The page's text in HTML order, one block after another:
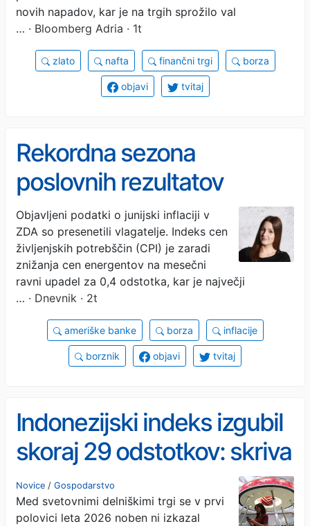
novih napadov, kar je na trgih sprožilo val
… · Bloomberg Adria · 1t
zlato nafta finančni trgi borza
objavi tvitaj
Rekordna sezona
poslovnih rezultatov
ameriških bank
Objavljeni podatki o junijski inflaciji v
ZDA so presenetili vlagatelje. Indeks cen
življenjskih potrebščin (CPI) je zaradi
znižanja cen energentov na mesečni
ravni upadel za 0,4 odstotka, kar je največji
… · Dnevnik · 2t
ameriške banke borza inflacije
borznik objavi tvitaj
Indonezijski indeks izgubil
skoraj 29 odstotkov: skriva
padec JCI naložbeno
priložnost?
Novice / Gospodarstvo
Med svetovnimi delniškimi trgi se v prvi
polovici leta 2026 noben ni izkazal